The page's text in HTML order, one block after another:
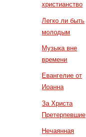
христианство
Легко ли быть
молодым
Музыка вне
времени
Евангелие от
Иоанна
За Христа
Претерпевшие
Нечаянная